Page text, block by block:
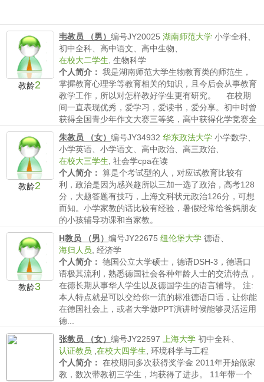
教龄2
韦教员 （男） 编号JY20025 湖南师范大学 小学全科、
初中全科、高中语文、高中生物、
在校大二学生 生物科学
个人简介： 我是湖南师范大学生物教育类的师范生，
掌握教育心理学等教育相关的知识，且今后会从事教育
教学工作，所以对怎样教好学生更有研究。 在校期
间一直表现优秀，爱学习，爱读书，爱分享。初中时曾
获得全国青少年作文大赛三等奖，高中获得化学竞赛全
薪水要求：不低于50/时
教龄2
朱教员 （女） 编号JY34932 华东政法大学 小学数学、
小学英语、小学语文、高中政治、高三政治、
在校大三学生 社会学cpa在读
个人简介： 算是个考试型的人，对应试教育比较有
利，政治是因为感兴趣所以三加一选了政治，高考128
分，大题答题有技巧，上海文科状元政治126分，可想
而知。小学家教的话比较有经验，暑假经常给爸妈朋友
的小孩辅导功课和当家教。
教龄3
H教员 （男） 编号JY22675 纽伦堡大学 德语、
海归人员 经济学
个人简介： 德国公立大学硕士，德语DSH-3，德语口
语极其流利，熟悉德国社会各种年龄人士的交流特点，
在德长期从事华人学生以及德国学生的语言辅导。 注:
本人特点就是可以交给你一流的标准德语口语，让你能
在德国社会上，或者大学做PPT演讲时候能够灵活运用
德...
张教员 （女） 编号JY22597 上海大学 初中全科、
认证教员 在校大四学生 环境科学与工程
个人简介： 在校期间多次获得奖学金 2011年开始做家
教，数次带教初三学生，均获得了进步。 11年带一个